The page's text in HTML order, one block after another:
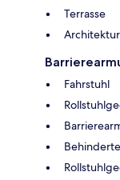
Terrasse
Fahrstuhl